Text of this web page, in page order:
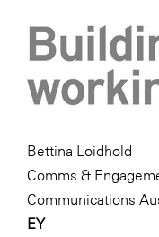
Bettina Loidhold
Comms &
Communications
EY